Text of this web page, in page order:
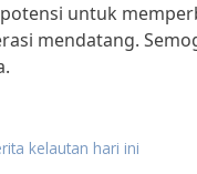
untuk
mendatang.
kelautan hari ini